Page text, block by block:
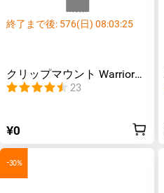
終了まで後: 576(日) 08:03:24
クリップマウント Warrior
Mini 3およびWarrior Nano用
アクセサリー
23
¥0
-30%